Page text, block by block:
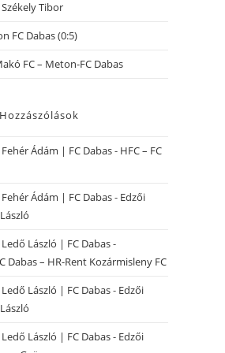
Tibor
FC Dabas (0:5)
FC – Meton-FC Dabas
Ádám | FC Dabas- HFC – FC
Ádám | FC Dabas- Edzői
László | FC Dabas-
Dabas – HR-Rent Kozármisleny FC
László | FC Dabas- Edzői
László | FC Dabas- Edzői